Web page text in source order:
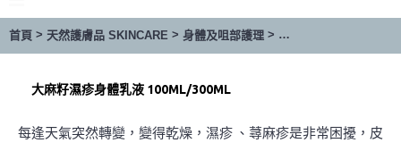
首頁 > 天然護膚品 SKINCARE > 身體及咀部護理 > 大麻籽濕疹身體乳液
大麻籽濕疹身體乳液 100ML/300ML
每逢天氣突然轉變，變得乾燥，濕疹 、蕁麻疹是非常困擾，皮